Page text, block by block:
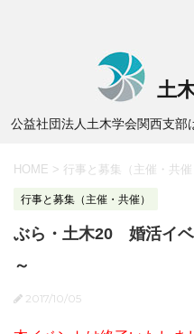
土
公益社団法人土木学会関西支
HOME > 行事と募集（主催・共催
行事と募集（主催・共催）
ぶら・土木20 婚活イ
～
2017/10/05